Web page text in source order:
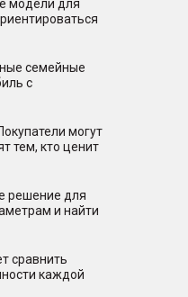
модели для
семейные
с
могут
тем, кто ценит
решение для
и найти
сравнить
каждой